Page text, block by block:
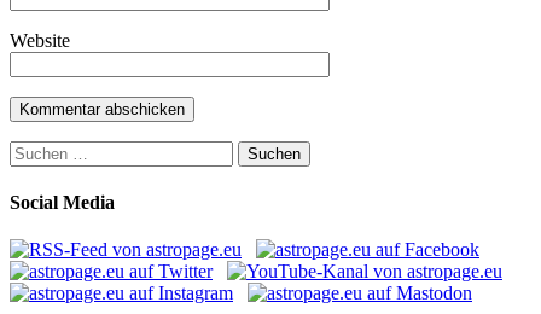
Website
Suchen
nach:
Social Media